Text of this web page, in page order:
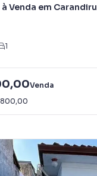
Venda em Carandiru
1
Venda
800,00